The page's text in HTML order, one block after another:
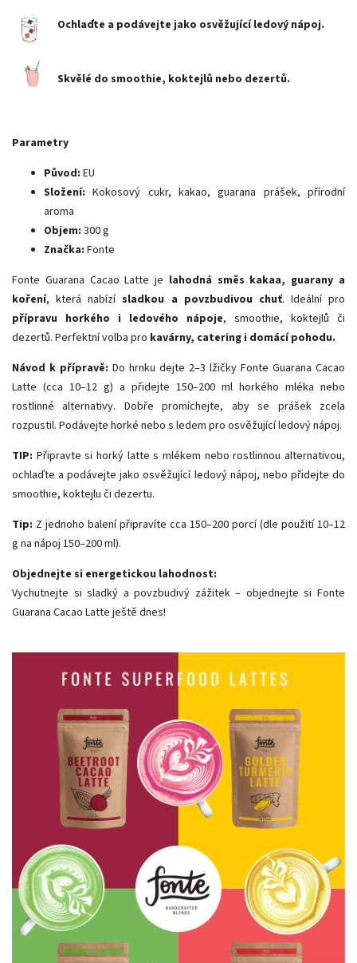
Ochlaďte a podávejte jako osvěžující ledový nápoj.
Skvělé do smoothie, koktejlů nebo dezertů.
Parametry
Původ: EU
Složení: Kokosový cukr, kakao, guarana prášek, přírodní
aroma
Objem: 300 g
Značka: Fonte
Fonte Guarana Cacao Latte je lahodná směs kakaa, guarany a
koření, která nabízísladkou a povzbudivou chuť. Ideální pro
přípravu horkého i ledového nápoje, smoothie, koktejlů či
dezertů. Perfektní volba pro kavárny, catering i domácí pohodu.
Návod k přípravě: Do hrnku dejte 2–3 lžičky Fonte Guarana Cacao
Latte (cca 10–12 g) a přidejte 150–200 ml horkého mléka nebo
rostlinné alternativy. Dobře promíchejte, aby se prášek zcela
rozpustil. Podávejte horké nebo s ledem pro osvěžující ledový nápoj.
TIP: Připravte si horký latte s mlékem nebo rostlinnou alternativou,
ochlaďte a podávejte jako osvěžující ledový nápoj, nebo přidejte do
smoothie, koktejlu či dezertu.
Tip: Z jednoho balení připravíte cca 150–200 porcí (dle použití 10–12
g na nápoj 150–200 ml).
Objednejte si energetickou lahodnost:
Vychutnejte si sladký a povzbudivý zážitek – objednejte si Fonte
Guarana Cacao Latte ještě dnes!